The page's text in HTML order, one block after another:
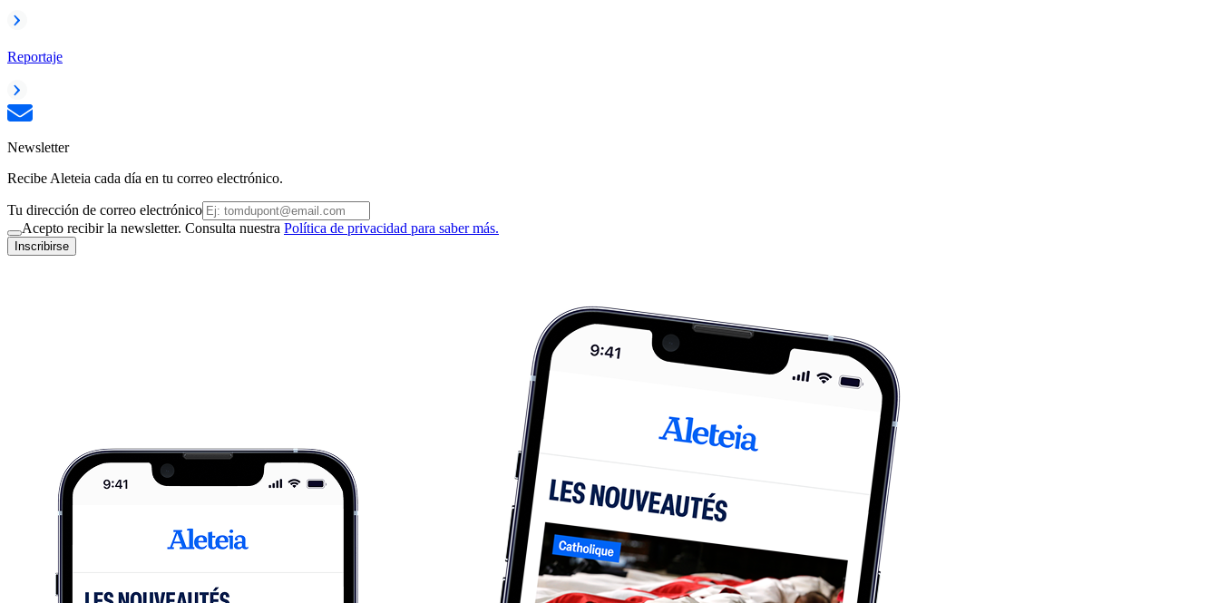
Reportaje
Newsletter
Recibe Aleteia cada día en tu correo electrónico.
Tu dirección de correo electrónico
Acepto recibir la newsletter. Consulta nuestra Política de privacidad para saber más.
Inscribirse